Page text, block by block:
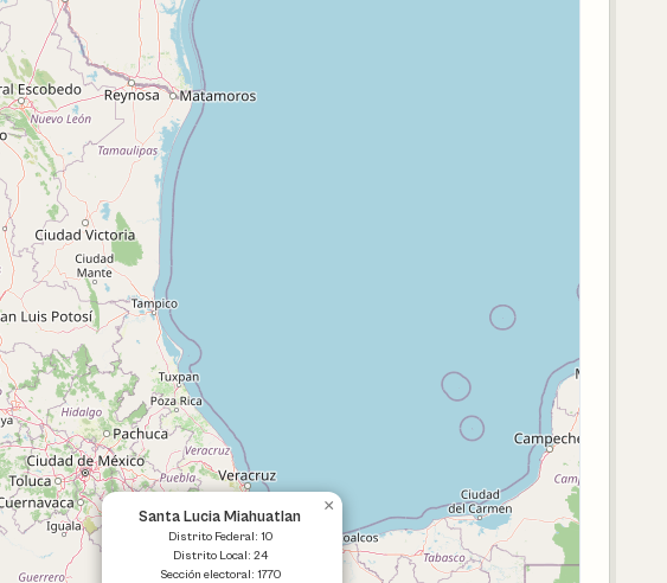
Santa Lucia Miahuatlan
Distrito Federal: 10
Distrito Local: 24
Sección electoral: 1770
×